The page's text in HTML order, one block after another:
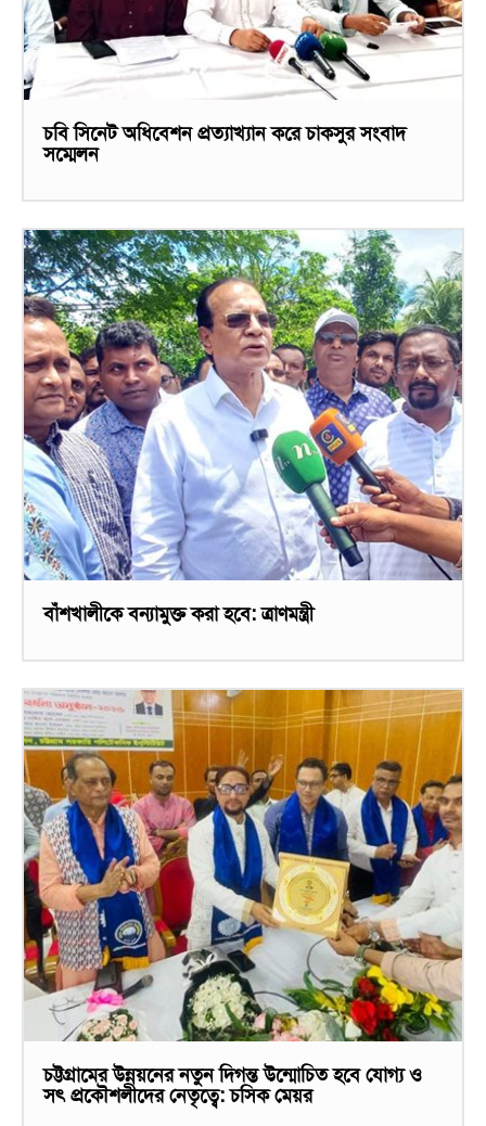
চবি সিনেট অধিবেশন প্রত্যাখ্যান করে চাকসুর সংবাদ
সম্মেলন
বাঁশখালীকে বন্যামুক্ত করা হবে: ত্রাণমন্ত্রী
চট্টগ্রামের উন্নয়নের নতুন দিগন্ত উন্মোচিত হবে যোগ্য ও
সৎ প্রকৌশলীদের নেতৃত্বে: চসিক মেয়র